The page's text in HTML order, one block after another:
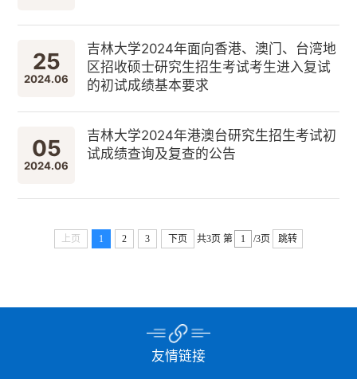
25
2024.06
吉林大学2024年面向香港、澳门、台湾地
区招收硕士研究生招生考试考生进入复试
的初试成绩基本要求
05
2024.06
吉林大学2024年港澳台研究生招生考试初
试成绩查询及复查的公告
上页 1 2 3 下页 共3页 第 /3页 跳转
友情链接